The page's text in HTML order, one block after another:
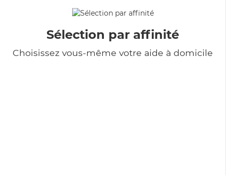
Sélection par affinité
Choisissez vous-même votre aide à domicile